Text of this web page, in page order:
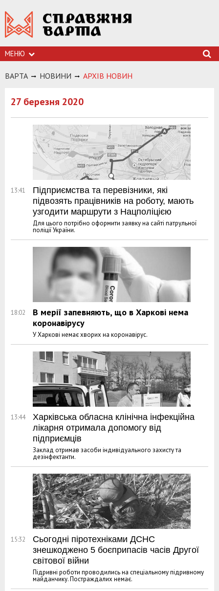
МЕНЮ
ВАРТА НОВИНИ АРХIВ НОВИН
27 березня 2020
13:41
Підприємства та перевізники, які
підвозять працівників на роботу, мають
узгодити маршрути з Нацполіцією
Для цього потрібно оформити заявку на сайті патрульної
поліції України.
18:02
В мерії запевняють, що в Харкові нема
коронавірусу
У Харкові немає хворих на коронавірус.
13:44
Харківська обласна клінічна інфекційна
лікарня отримала допомогу від
підприємців
Заклад отримав засоби індивідуального захисту та
дезінфектанти.
15:32
Сьогодні піротехніками ДСНС
знешкоджено 5 боєприпасів часів Другої
світової війни
Підривні роботи проводились на спеціальному підривному
майданчику. Постраждалих немає.